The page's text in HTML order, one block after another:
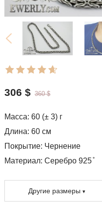
306 $ 360 $
Масса: 60 (± 3) г
Длина: 60 см
Покрытие: Чернение
Материал: Серебро 925 ̊
Другие размеры